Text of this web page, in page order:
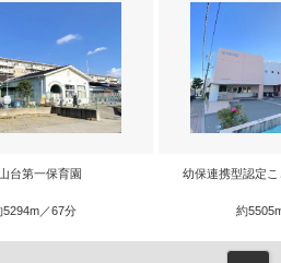
台第一保育園
5294m／67分
幼保連携型認定
約